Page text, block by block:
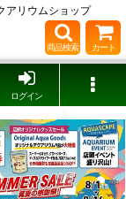
アリウムショップ
商品検索 カート
ログイン